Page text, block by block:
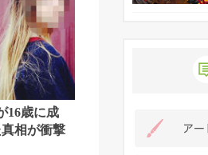
16歳に成
相が衝撃